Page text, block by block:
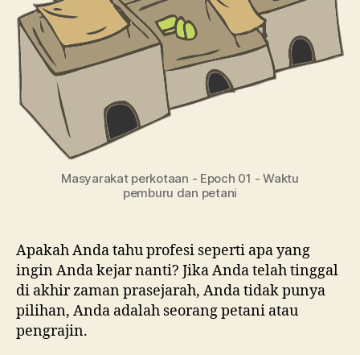
Masyarakat perkotaan - Epoch 01 - Waktu
pemburu dan petani
Apakah Anda tahu profesi seperti apa yang
ingin Anda kejar nanti? Jika Anda telah tinggal
di akhir zaman prasejarah, Anda tidak punya
pilihan, Anda adalah seorang petani atau
pengrajin.